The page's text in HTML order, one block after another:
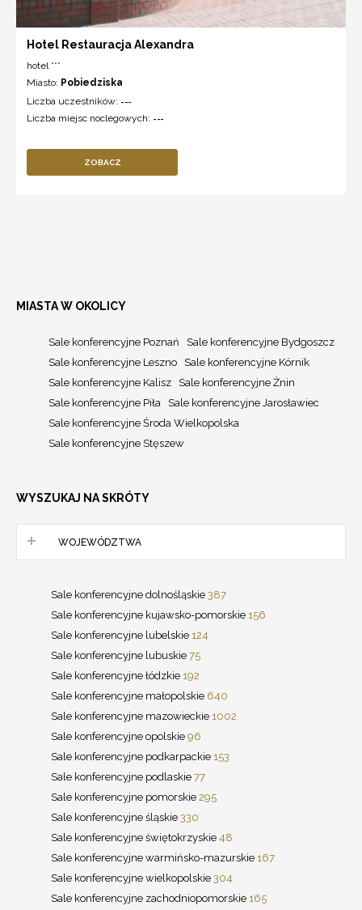
Hotel Restauracja Alexandra
hotel ***
Miasto: Pobiedziska
Liczba uczestników: ---
Liczba miejsc noclegowych: ---
ZOBACZ
MIASTA W OKOLICY
Sale konferencyjne Poznań
Sale konferencyjne Bydgoszcz
Sale konferencyjne Leszno
Sale konferencyjne Kórnik
Sale konferencyjne Kalisz
Sale konferencyjne Żnin
Sale konferencyjne Piła
Sale konferencyjne Jarosławiec
Sale konferencyjne Środa Wielkopolska
Sale konferencyjne Stęszew
WYSZUKAJ NA SKRÓTY
WOJEWÓDZTWA
Sale konferencyjne dolnośląskie 387
Sale konferencyjne kujawsko-pomorskie 156
Sale konferencyjne lubelskie 124
Sale konferencyjne lubuskie 75
Sale konferencyjne łódzkie 192
Sale konferencyjne małopolskie 640
Sale konferencyjne mazowieckie 1002
Sale konferencyjne opolskie 96
Sale konferencyjne podkarpackie 153
Sale konferencyjne podlaskie 77
Sale konferencyjne pomorskie 295
Sale konferencyjne śląskie 330
Sale konferencyjne świętokrzyskie 48
Sale konferencyjne warmińsko-mazurskie 167
Sale konferencyjne wielkopolskie 304
Sale konferencyjne zachodniopomorskie 165